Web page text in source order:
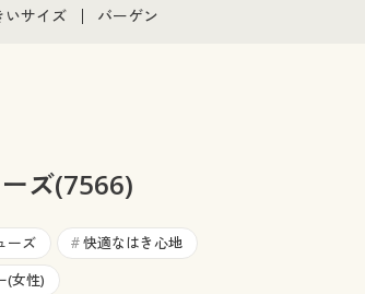
らのご注文
いサイズ
いサイズ レディース下着
いサイズ メンズ
いサイズ 事務・制服
バーゲン
ズ(7566)
ーズ # 快適なはき心地
(女性)